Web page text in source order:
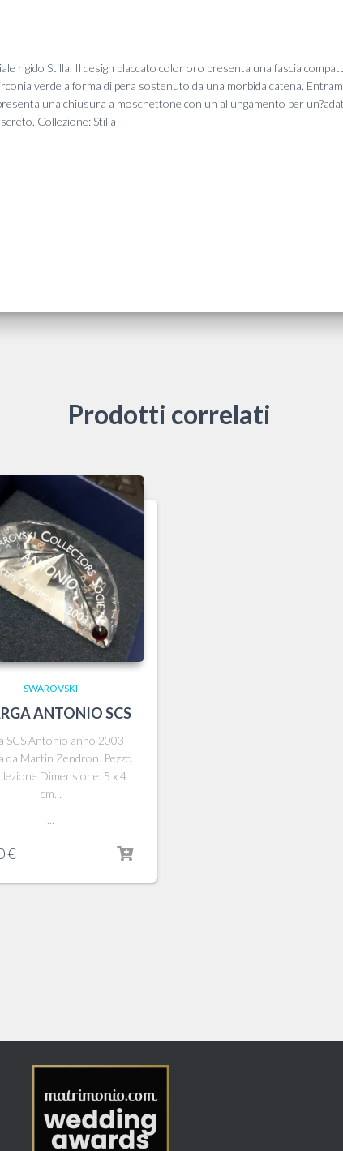
rigido Stilla. Il design placcato color oro presenta una fascia
verde a forma di pera sostenuto da una morbida catena.
una chiusura a moschettone con un allungamento per
Collezione: Stilla
Prodotti correlati
SWAROVSKI
ANTONIO SCS
SCS Antonio anno 2003
da Martin Zendron. Pezzo
Dimensione: 5 x 4
cm...
€